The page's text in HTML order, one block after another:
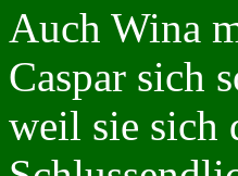
Auch Wina
Caspar sich
weil sie sich